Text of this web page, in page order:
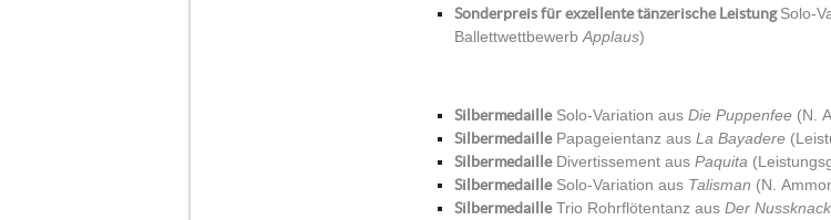
Sonderpreis für exzellente tänzerische LeistungSolo-
Ballettwettbewerb Applaus)
SilbermedailleSolo-Variation aus Die Puppenfee (N.
SilbermedaillePapageientanz aus La Bayadere
SilbermedailleDivertissement aus Paquita
SilbermedailleSolo-Variation aus Talisman (N.
SilbermedailleTrio Rohrflötentanz aus Der